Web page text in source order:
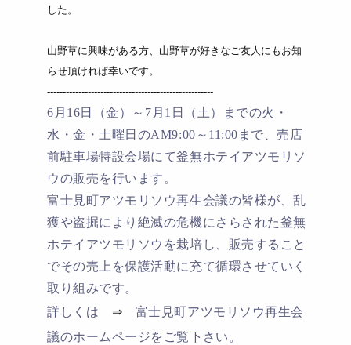
した。
山野草に興味がある方、山野草が好きなご友人にもお知
らせ頂ければ幸いです。
-----------------------------------------------------
6 月 16日（金）～ 7 月 1 日（土）までの火・
水・金・土曜日のAM9:00 ～ 11:00 まで、売店
前駐車場特設会場にて釜無ホテイアツモリソ
ウの販売を行います。
富士見町アツモリソウ再生会議の皆様が、乱
獲や盗掘により絶滅の危機にさらされた釜無
ホテイアツモリソウを栽培し、販売すること
でその売上を保護活動に充て循環させていく
取り組みです。
詳しくは ⇒ 富士見町アツモリソウ再生会
議のホームページをご覧下さい。